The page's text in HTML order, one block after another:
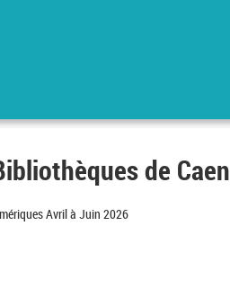
de Caen
Avril à Juin 2026